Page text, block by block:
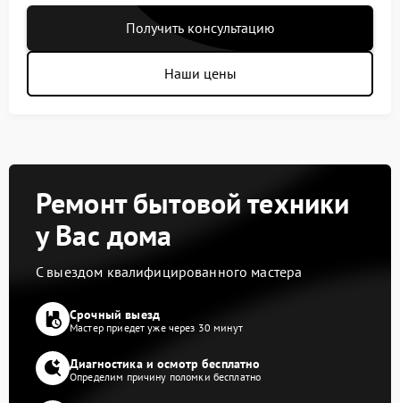
Получить консультацию
Наши цены
Ремонт бытовой техники
у Вас дома
С выездом квалифицированного мастера
Срочный выезд
Мастер приедет уже через 30 минут
Диагностика и осмотр бесплатно
Определим причину поломки бесплатно